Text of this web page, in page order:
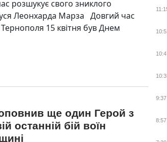
розшукує свого зниклого
Леонхарда Марза Довгий час
15 квітня був Днем
ще один Герой з
останній бій воїн
9:37
8:57